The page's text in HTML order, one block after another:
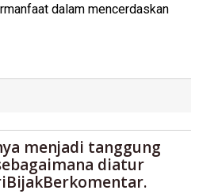
dalam mencerdaskan
menjadi tanggung
diatur